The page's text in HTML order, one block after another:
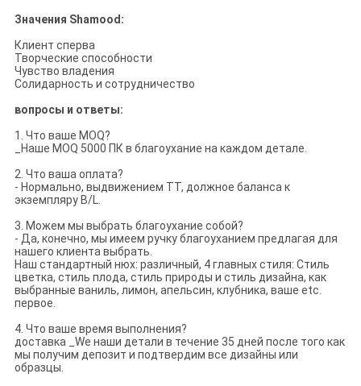
Значения Shamood:
Клиент сперва
Творческие способности
Чувство владения
Солидарность и сотрудничество
вопросы и ответы:
1. Что ваше MOQ?
_Наше MOQ 5000 ПК в благоухание на каждом детале.
2. Что ваша оплата?
- Нормально, выдвижением TT, должное баланса к
экземпляру B/L.
3. Можем мы выбрать благоухание собой?
- Да, конечно, мы имеем ручку благоуханием предлагая для
нашего клиента выбрать.
Наш стандартный нюх: различный, 4 главных стиля: Стиль
цветка, стиль плода, стиль природы и стиль дизайна, как
выбранные ваниль, лимон, апельсин, клубника, ваше etc.
первое.
4. Что ваше время выполнения?
доставка _We наши детали в течение 35 дней после того как
мы получим депозит и подтвердим все дизайны или
образцы.